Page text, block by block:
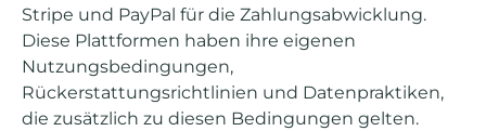
Stripe und PayPal für die Zahlungsabwicklung.
Diese Plattformen haben ihre eigenen
Nutzungsbedingungen,
Rückerstattungsrichtlinien und Datenpraktiken,
die zusätzlich zu diesen Bedingungen gelten.